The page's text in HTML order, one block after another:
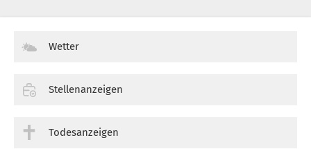
Wetter
Stellenanzeigen
Todesanzeigen